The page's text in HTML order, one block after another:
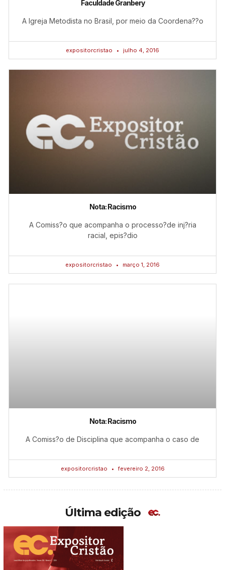
Faculdade Granbery
A Igreja Metodista no Brasil, por meio da Coordena??o
expositorcristao julho 4, 2016
Nota: Racismo
A Comiss?o que acompanha o processo?de inj?ria
racial, epis?dio
expositorcristao março 1, 2016
Nota: Racismo
A Comiss?o de Disciplina que acompanha o caso de
expositorcristao fevereiro 2, 2016
Última edição